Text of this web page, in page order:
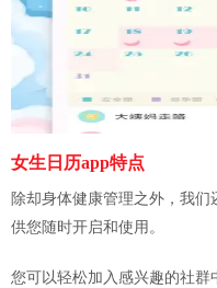
女生日历app特点
除却身体健康管理之外，我
供您随时开启和使用。
您可以轻松加入感兴趣的社